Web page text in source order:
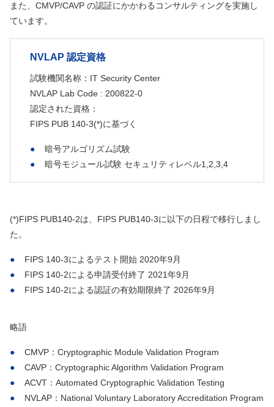
また、CMVP/CAVP の認証にかかわるコンサルティングを実施し
ています。
NVLAP 認定資格
試験機関名称：IT Security Center
NVLAP Lab Code : 200822-0
認定された資格：
FIPS PUB 140-3(*)に基づく
暗号アルゴリズム試験
暗号モジュール試験 セキュリティレベル1,2,3,4
(*)FIPS PUB140-2は、FIPS PUB140-3に以下の日程で移行しまし
た。
FIPS 140-3によるテスト開始 2020年9月
FIPS 140-2による申請受付終了 2021年9月
FIPS 140-2による認証の有効期限終了 2026年9月
略語
CMVP：Cryptographic Module Validation Program
CAVP：Cryptographic Algorithm Validation Program
ACVT：Automated Cryptographic Validation Testing
NVLAP：National Voluntary Laboratory Accreditation Program